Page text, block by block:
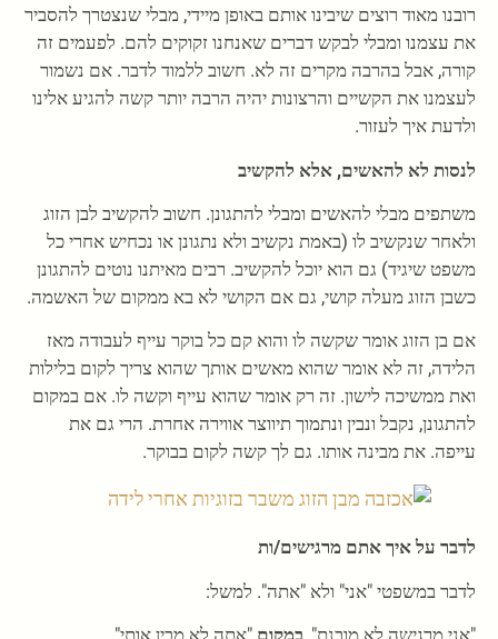
רובנו מאוד רוצים שיבינו אותם באופן מיידי, מבלי שנצטרך להסביר
את עצמנו ומבלי לבקש דברים שאנחנו זקוקים להם. לפעמים זה
קורה, אבל בהרבה מקרים זה לא. חשוב ללמוד לדבר. אם נשמור
לעצמנו את הקשיים והרצונות יהיה הרבה יותר קשה להגיע אלינו
ולדעת איך לעזור.
לנסות לא להאשים, אלא להקשיב
משתפים מבלי להאשים ומבלי להתגונן. חשוב להקשיב לבן הזוג
ולאחר שנקשיב לו (באמת נקשיב ולא נתגונן או נכחיש אחרי כל
משפט שיגיד) גם הוא יוכל להקשיב. רבים מאיתנו נוטים להתגונן
כשבן הזוג מעלה קושי, גם אם הקושי לא בא ממקום של האשמה.
אם בן הזוג אומר שקשה לו והוא קם כל בוקר עייף לעבודה מאז
הלידה, זה לא אומר שהוא מאשים אותך שהוא צריך לקום בלילות
ואת ממשיכה לישון. זה רק אומר שהוא עייף וקשה לו. אם במקום
להתגונן, נקבל ונבין ונתמוך תיווצר אווירה אחרת. הרי גם את
עייפה. את מבינה אותו. גם לך קשה לקום בבוקר.
לדבר על איך אתם מרגישים/ות
לדבר במשפטי "אני" ולא "אתה". למשל: